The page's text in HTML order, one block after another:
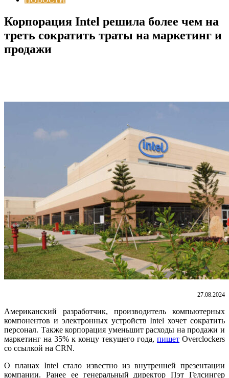
Корпорация Intel решила более чем на
треть сократить траты на маркетинг и
продажи
27.08.2024
Американский разработчик, производитель компьютерных
компонентов и электронных устройств Intel хочет сократить
персонал. Также корпорация уменьшит расходы на продажи и
маркетинг на 35% к концу текущего года, пишет Overclockers
со ссылкой на CRN.
О планах Intel стало известно из внутренней презентации
компании. Ранее ее генеральный директор Пэт Гелсингер